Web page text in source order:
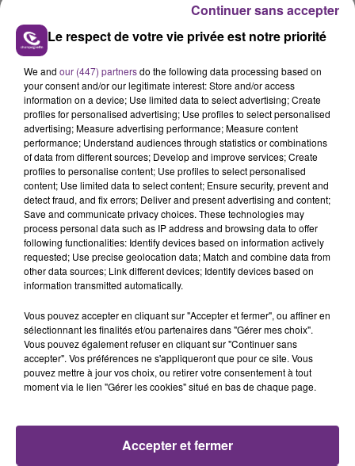
LE MAGASIN JOUÉCLUB DE REIMS FERME
SES PORTES
C'était l'une des institutions du centre-ville
rémois. Le magasin JouéClub est contraint de
fermer ses portes.
TITRES DIFFUSÉS
20h02
20h02
TEMPER CITY
Self Aware
19h57
19h57
GNASH
I Hate U I Love U
19h55
19h55 19h52
19h52
Le respect de votre vie privée est notre priorité
We and our (447) partnersdo the following data processing based on
your consent and/or our legitimate interest: Store and/or access
information on a device; Use limited data to select advertising; Create
profiles for personalised advertising; Use profiles to select personalised
advertising; Measure advertising performance; Measure content
performance; Understand audiences through statistics or combinations
of data from different sources; Develop and improve services; Create
profiles to personalise content; Use profiles to select personalised
content; Use limited data to select content; Ensure security, prevent and
detect fraud, and fix errors; Deliver and present advertising and content;
Save and communicate privacy choices. These technologies may
process personal data such as IP address and browsing data to offer
following functionalities: Identify devices based on information actively
requested; Use precise geolocation data; Match and combine data from
other data sources; Link different devices; Identify devices based on
information transmitted automatically.
Vous pouvez accepter en cliquant sur "Accepter et fermer", ou affiner en
sélectionnant les finalités et/ou partenaires dans "Gérer mes choix".
Vous pouvez également refuser en cliquant sur "Continuer sans
accepter". Vos préférences ne s'appliqueront que pour ce site. Vous
pouvez mettre à jour vos choix, ou retirer votre consentement à tout
moment via le lien "Gérer les cookies" situé en bas de chaque page.
Accepter et fermer
Continuer sans accepter